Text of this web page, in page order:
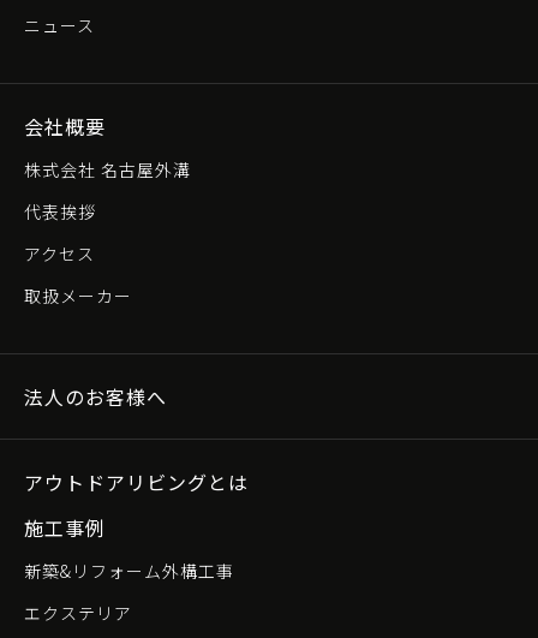
ニュース
会社概要
株式会社 名古屋外溝
代表挨拶
アクセス
取扱メーカー
法人のお客様へ
アウトドアリビングとは
施工事例
新築&リフォーム外構工事
エクステリア